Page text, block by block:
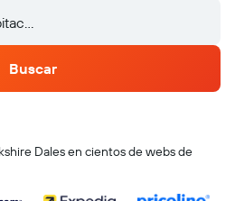
Buscar
Dales en cientos de webs de